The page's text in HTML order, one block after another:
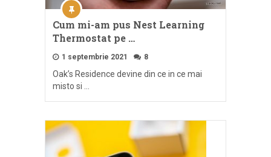
Cum mi-am pus Nest Learning
Thermostat pe …
1 septembrie 2021 8
Oak’s Residence devine din ce in ce mai
misto si …